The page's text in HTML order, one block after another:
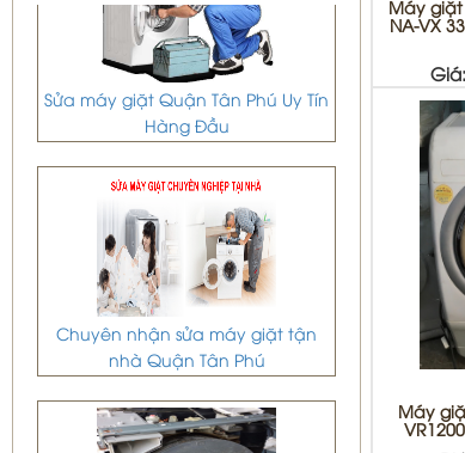
Sửa máy giặt Quận Tân Phú Uy Tín
Hàng Đầu
Chuyên nhận sửa máy giặt tận
nhà Quận Tân Phú
Máy
NA-VX
Giá:
Máy